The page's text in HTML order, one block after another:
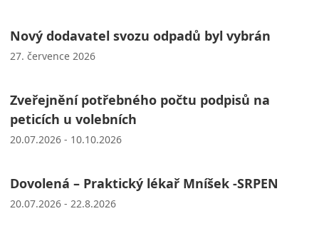
Nový dodavatel svozu odpadů byl vybrán
27. července 2026
Zveřejnění potřebného počtu podpisů na
peticích u volebních
20.07.2026 - 10.10.2026
Dovolená – Praktický lékař Mníšek -SRPEN
20.07.2026 - 22.8.2026